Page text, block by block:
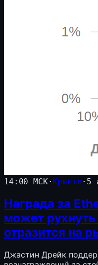
14:00 МСК· Крипто· 5
Награда за
может
отразится на
Джастин Дрейк